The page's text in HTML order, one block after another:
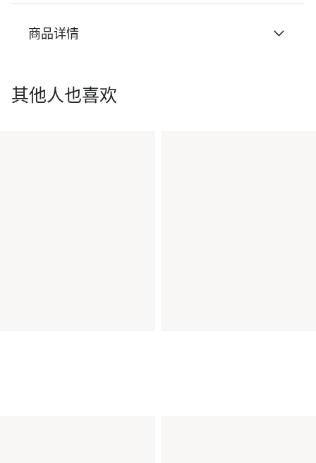
商品详情
其他人也喜欢